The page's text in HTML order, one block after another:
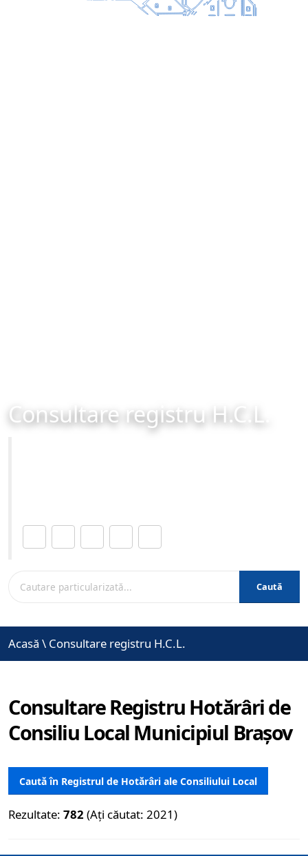
Consultare registru H.C.L.
Caută
Acasă \ Consultare registru H.C.L.
Consultare Registru Hotărâri de
Consiliu Local Municipiul Brașov
Caută în Registrul de Hotărâri ale Consiliului Local
Rezultate: 782 (Ați căutat: 2021)